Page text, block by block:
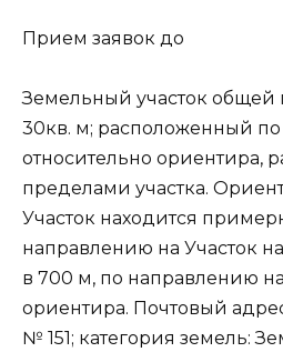
Прием заявок до
Земельный участок общей
30кв. м; расположенный по
относительно ориентира,
пределами участка.
Участок находится
направлению на Участок
в 700 м, по направлению
ориентира. Почтовый
№ 151; категория земель: